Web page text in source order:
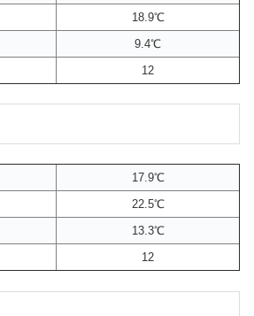
18.9℃
9.4℃
12
17.9℃
22.5℃
13.3℃
12